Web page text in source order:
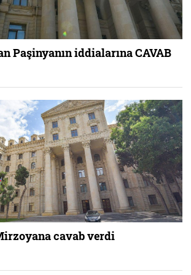
Paşinyanın iddialarına CAVAB
cavab verdi